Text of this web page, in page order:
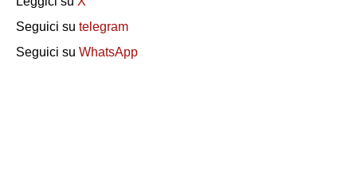
Seguici su telegram
Seguici su WhatsApp